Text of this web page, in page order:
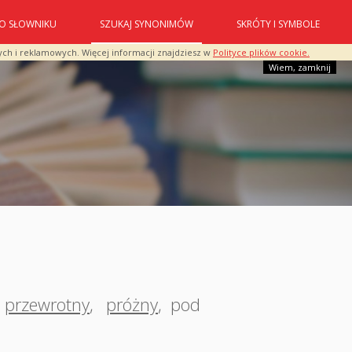
i reklamowych. Więcej informacji znajdziesz w Polityce plików cookie.
Wiem, zamknij
O SŁOWNIKU SZUKAJ SYNONIMÓW SKRÓTY I SYMBOLE
przewrotny, próżny, pod